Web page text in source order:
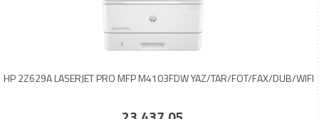
HP 2Z629A LASERJET PRO MFP M4103FDW YAZ/TAR/FOT/FAX/DUB/WIFI